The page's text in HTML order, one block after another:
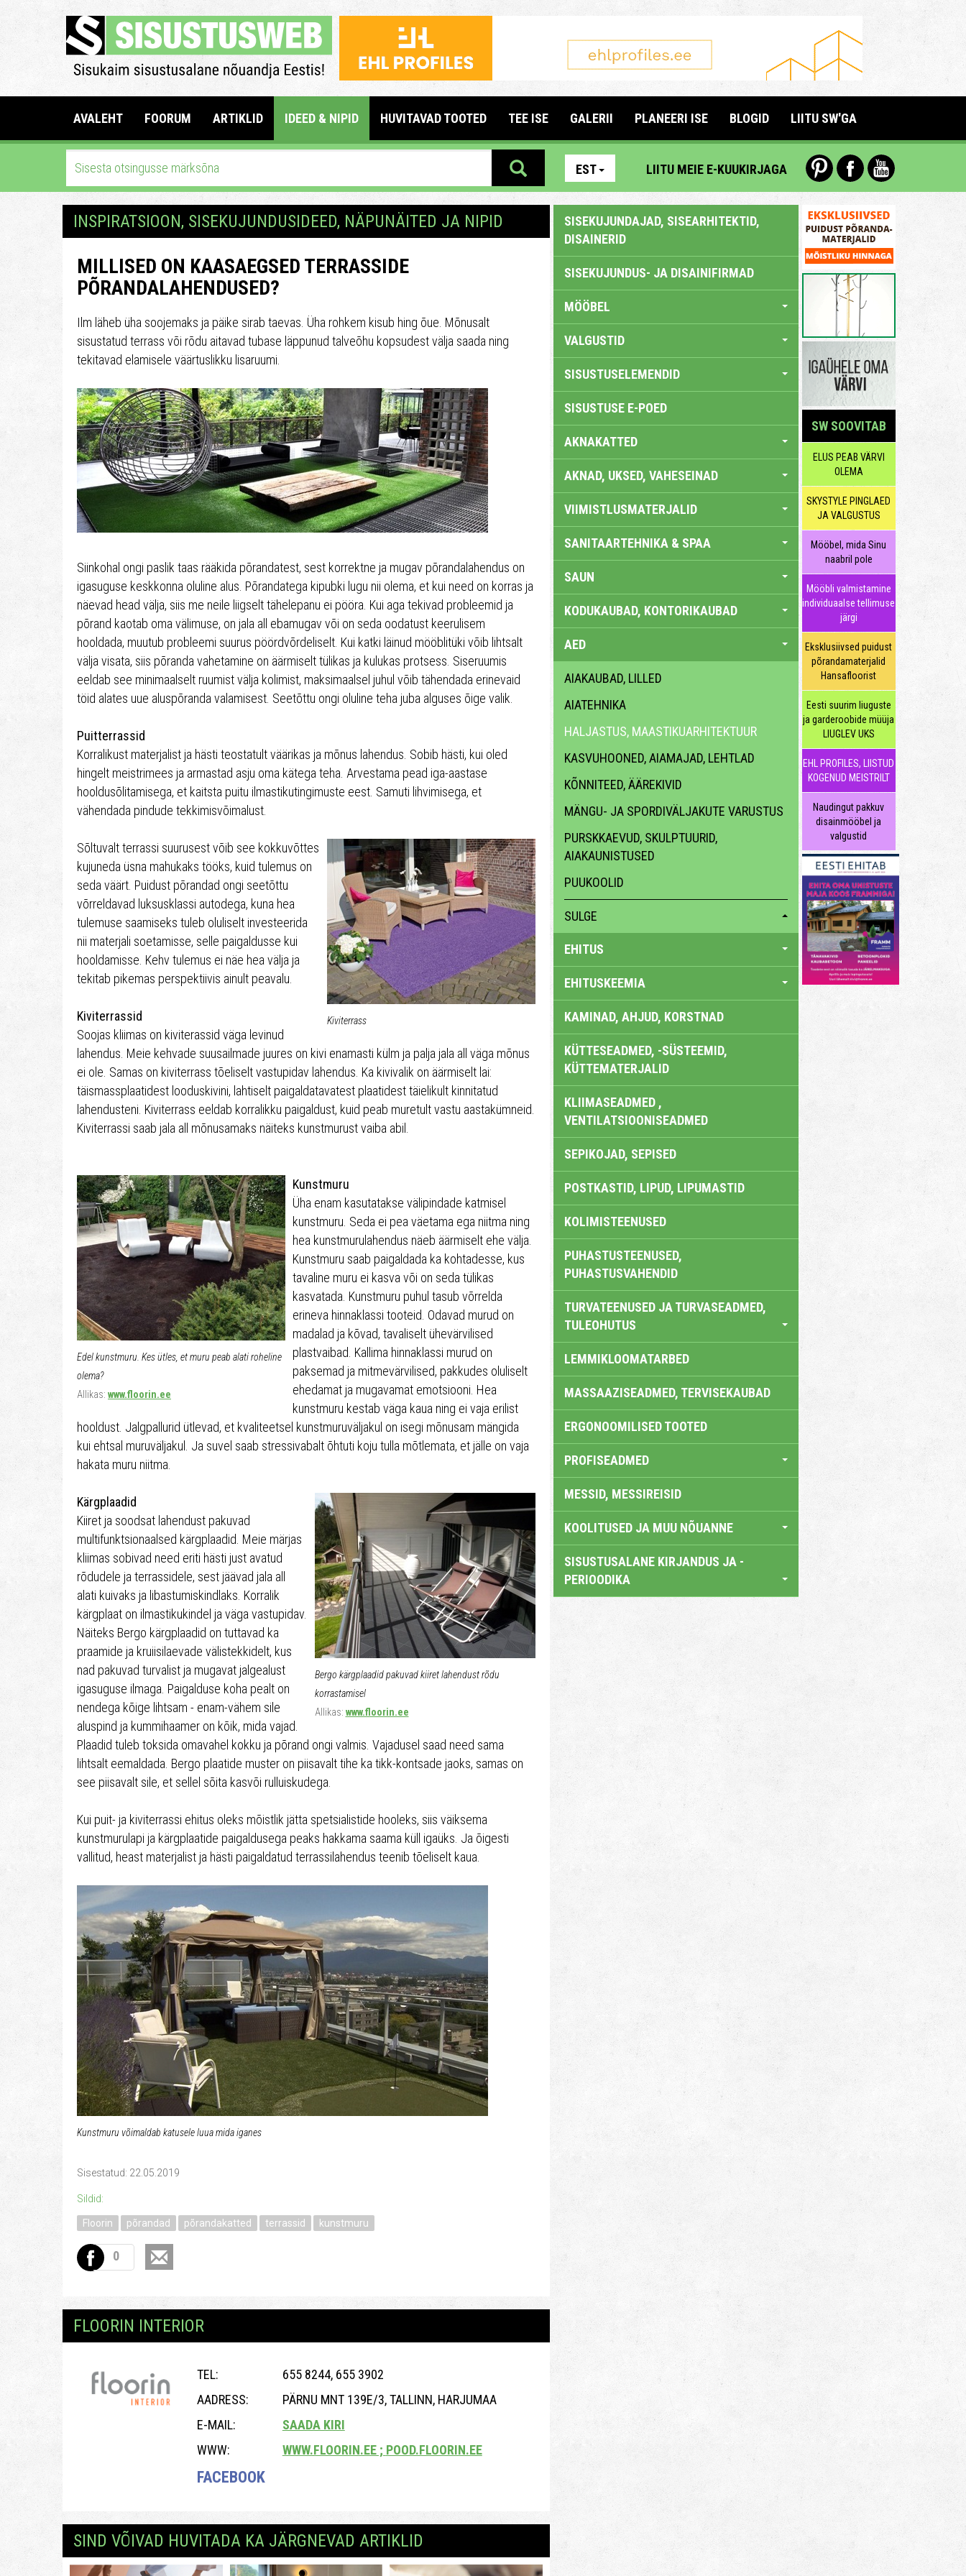
AVALEHT FOORUM ARTIKLID IDEED & NIPID HUVITAVAD TOOTED TEE ISE GALERII PLANEERI ISE BLOGID LIITU SW'GA
EST LIITU MEIE E-KUUKIRJAGA
INSPIRATSIOON, SISEKUJUNDUSIDEED, NÄPUNÄITED JA NIPID
MILLISED ON KAASAEGSED TERRASSIDE
PÕRANDALAHENDUSED?
Ilm läheb üha soojemaks ja päike sirab taevas. Üha rohkem kisub hing õue. Mõnusalt
sisustatud terrass või rõdu aitavad tubase läppunud talveõhu kopsudest välja saada ning
tekitavad elamisele väärtuslikku lisaruumi.
Siinkohal ongi paslik taas rääkida põrandatest, sest korrektne ja mugav põrandalahendus on
igasuguse keskkonna oluline alus. Põrandatega kipubki lugu nii olema, et kui need on korras ja
näevad head välja, siis me neile liigselt tähelepanu ei pööra. Kui aga tekivad probleemid ja
põrand kaotab oma välimuse, on jala all ebamugav või on seda oodatust keerulisem
hooldada, muutub probleemi suurus pöördvõrdeliselt. Kui katki läinud mööblitüki võib lihtsalt
välja visata, siis põranda vahetamine on äärmiselt tülikas ja kulukas protsess. Siseruumis
eeldab see minimaalselt ruumist välja kolimist, maksimaalsel juhul võib tähendada erinevaid
töid alates uue aluspõranda valamisest. Seetõttu ongi oluline teha juba alguses õige valik.
Puitterrassid
Korralikust materjalist ja hästi teostatult väärikas ja mõnus lahendus. Sobib hästi, kui oled
hingelt meistrimees ja armastad asju oma kätega teha. Arvestama pead iga-aastase
hooldusõlitamisega, et kaitsta puitu ilmastikutingimuste eest. Samuti lihvimisega, et
vähendada pindude tekkimisvõimalust.
Kiviterrass
Sõltuvalt terrassi suurusest võib see kokkuvõttes
kujuneda üsna mahukaks tööks, kuid tulemus on
seda väärt. Puidust põrandad ongi seetõttu
võrreldavad luksusklassi autodega, kuna hea
tulemuse saamiseks tuleb oluliselt investeerida
nii materjali soetamisse, selle paigaldusse kui
hooldamisse. Kehv tulemus ei näe hea välja ja
tekitab pikemas perspektiivis ainult peavalu.
Kiviterrassid
Soojas kliimas on kiviterassid väga levinud
lahendus. Meie kehvade suusailmade juures on kivi enamasti külm ja palja jala all väga mõnus
ei ole. Samas on kiviterrass tõeliselt vastupidav lahendus. Ka kivivalik on äärmiselt lai:
täismassplaatidest looduskivini, lahtiselt paigaldatavatest plaatidest täielikult kinnitatud
lahendusteni. Kiviterrass eeldab korralikku paigaldust, kuid peab muretult vastu aastakümneid.
Kiviterrassi saab jala all mõnusamaks näiteks kunstmurust vaiba abil.
Edel kunstmuru. Kes ütles, et muru peab alati roheline
olema?
Allikas: www.floorin.ee
Kunstmuru
Üha enam kasutatakse välipindade katmisel
kunstmuru. Seda ei pea väetama ega niitma ning
hea kunstmurulahendus näeb äärmiselt ehe välja.
Kunstmuru saab paigaldada ka kohtadesse, kus
tavaline muru ei kasva või on seda tülikas
kasvatada. Kunstmuru puhul tasub võrrelda
erineva hinnaklassi tooteid. Odavad murud on
madalad ja kõvad, tavaliselt ühevärvilised
plastvaibad. Kallima hinnaklassi murud on
paksemad ja mitmevärvilised, pakkudes oluliselt
ehedamat ja mugavamat emotsiooni. Hea
kunstmuru kestab väga kaua ning ei vaja erilist
hooldust. Jalgpallurid ütlevad, et kvaliteetsel kunstmuruväljakul on isegi mõnusam mängida
kui ehtsal muruväljakul. Ja suvel saab stressivabalt õhtuti koju tulla mõtlemata, et jälle on vaja
hakata muru niitma.
Bergo kärgplaadid pakuvad kiiret lahendust rõdu
korrastamisel
Allikas: www.floorin.ee
Kärgplaadid
Kiiret ja soodsat lahendust pakuvad
multifunktsionaalsed kärgplaadid. Meie märjas
kliimas sobivad need eriti hästi just avatud
rõdudele ja terrassidele, sest jäävad jala all
alati kuivaks ja libastumiskindlaks. Korralik
kärgplaat on ilmastikukindel ja väga vastupidav.
Näiteks Bergo kärgplaadid on tuttavad ka
praamide ja kruiisilaevade välistekkidelt, kus
nad pakuvad turvalist ja mugavat jalgealust
igasuguse ilmaga. Paigalduse koha pealt on
nendega kõige lihtsam - enam-vähem sile
aluspind ja kummihaamer on kõik, mida vajad.
Plaadid tuleb toksida omavahel kokku ja põrand ongi valmis. Vajadusel saad need sama
lihtsalt eemaldada. Bergo plaatide muster on piisavalt tihe ka tikk-kontsade jaoks, samas on
see piisavalt sile, et sellel sõita kasvõi rulluiskudega.
Kui puit- ja kiviterrassi ehitus oleks mõistlik jätta spetsialistide hooleks, siis väiksema
kunstmurulapi ja kärgplaatide paigaldusega peaks hakkama saama küll igaüks. Ja õigesti
vallitud, heast materjalist ja hästi paigaldatud terrassilahendus teenib tõeliselt kaua.
Kunstmuru võimaldab katusele luua mida iganes
Sisestatud: 22.05.2019
Sildid:
Floorin põrandad põrandakatted terrassid kunstmuru
0
FLOORIN INTERIOR
TEL:
655 8244, 655 3902
AADRESS:
PÄRNU MNT 139E/3, TALLINN, HARJUMAA
E-MAIL:
SAADA KIRI
WWW:
WWW.FLOORIN.EE ; POOD.FLOORIN.EE
FACEBOOK
SIND VÕIVAD HUVITADA KA JÄRGNEVAD ARTIKLID
SISEKUJUNDAJAD, SISEARHITEKTID,
DISAINERID
SISEKUJUNDUS- JA DISAINIFIRMAD
MÖÖBEL
VALGUSTID
SISUSTUSELEMENDID
SISUSTUSE E-POED
AKNAKATTED
AKNAD, UKSED, VAHESEINAD
VIIMISTLUSMATERJALID
SANITAARTEHNIKA & SPAA
SAUN
KODUKAUBAD, KONTORIKAUBAD
AED
AIAKAUBAD, LILLED
AIATEHNIKA
HALJASTUS, MAASTIKUARHITEKTUUR
KASVUHOONED, AIAMAJAD, LEHTLAD
KÕNNITEED, ÄÄREKIVID
MÄNGU- JA SPORDIVÄLJAKUTE VARUSTUS
PURSKKAEVUD, SKULPTUURID,
AIAKAUNISTUSED
PUUKOOLID
SULGE
EHITUS
EHITUSKEEMIA
KAMINAD, AHJUD, KORSTNAD
KÜTTESEADMED, -SÜSTEEMID,
KÜTTEMATERJALID
KLIIMASEADMED ,
VENTILATSIOONISEADMED
SEPIKOJAD, SEPISED
POSTKASTID, LIPUD, LIPUMASTID
KOLIMISTEENUSED
PUHASTUSTEENUSED,
PUHASTUSVAHENDID
TURVATEENUSED JA TURVASEADMED,
TULEOHUTUS
LEMMIKLOOMATARBED
MASSAAZISEADMED, TERVISEKAUBAD
ERGONOOMILISED TOOTED
PROFISEADMED
MESSID, MESSIREISID
KOOLITUSED JA MUU NÕUANNE
SISUSTUSALANE KIRJANDUS JA -
PERIOODIKA
SW SOOVITAB
ELUS PEAB VÄRVI
OLEMA
SKYSTYLE PINGLAED
JA VALGUSTUS
Mööbel, mida Sinu
naabril pole
Mööbli valmistamine
individuaalse tellimuse
järgi
Eksklusiivsed puidust
põrandamaterjalid
Hansafloorist
Eesti suurim liuguste
ja garderoobide müüja
LIUGLEV UKS
EHL PROFILES, LIISTUD
KOGENUD MEISTRILT
Naudingut pakkuv
disainmööbel ja
valgustid